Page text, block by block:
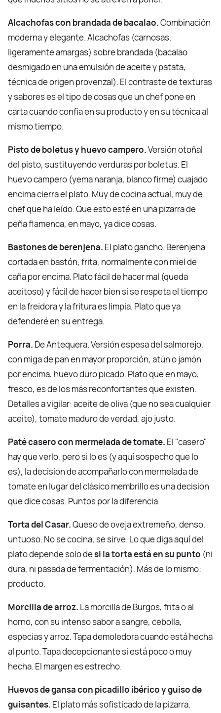
Alcachofas con brandada de bacalao.Combinación
moderna y elegante. Alcachofas (carnosas,
ligeramente amargas) sobre brandada (bacalao
desmigado en una emulsión de aceite y patata,
técnica de origen provenzal). El contraste de texturas
y sabores es el tipo de cosas que un chef pone en
carta cuando confía en su producto y en su técnica al
mismo tiempo.
Pisto de boletus y huevo campero.Versión otoñal
del pisto, sustituyendo verduras por boletus. El
huevo campero (yema naranja, blanco firme) cuajado
encima cierra el plato. Muy de cocina actual, muy de
chef que ha leído. Que esto esté en una pizarra de
peña flamenca, en mayo, ya dice cosas.
Bastones de berenjena. El plato gancho. Berenjena
cortada en bastón, frita, normalmente con miel de
caña por encima. Plato fácil de hacer mal (queda
aceitoso) y fácil de hacer bien si se respeta el tiempo
en la freidora y la fritura es limpia. Plato que ya
defenderé en su entrega.
Porra. De Antequera. Versión espesa del salmorejo,
con miga de pan en mayor proporción, atún o jamón
por encima, huevo duro picado. Plato que en mayo,
fresco, es de los más reconfortantes que existen.
Detalles a vigilar: aceite de oliva (que no sea cualquier
aceite), tomate maduro de verdad, ajo justo.
Paté casero con mermelada de tomate. El "casero"
hay que verlo, pero si lo es (y aquí sospecho que lo
es), la decisión de acompañarlo con mermelada de
tomate en lugar del clásico membrillo es una decisión
que dice cosas. Puntos por la diferencia.
Torta del Casar.Queso de oveja extremeño, denso,
untuoso. No se cocina, se sirve. Lo que diga aquí del
plato depende solo desi la torta está en su punto (ni
dura, ni pasada de fermentación). Más de lo mismo:
producto.
Morcilla de arroz. La morcilla de Burgos, frita o al
horno, con su intenso sabor a sangre, cebolla,
especias y arroz. Tapa demoledora cuando está hecha
al punto. Tapa decepcionante si está poco o muy
hecha. El margen es estrecho.
Huevos de gansa con picadillo ibérico y guiso de
guisantes. El plato más sofisticado de la pizarra.